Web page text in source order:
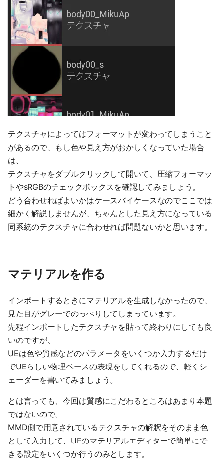
テクスチャによってはフォーマットが変わってしまうこと
があるので、もし色や見え方がおかしくなっていた場合
は、
テクスチャをダブルクリックして開いて、圧縮フォーマッ
トやsRGBのチェックボックスを確認してみましょう。
どう合わせればよいかはケースバイケースなのでここでは
細かく解説しませんが、ちゃんとした見え方になっている
同系統のテクスチャに合わせれば問題ないかと思います。
マテリアルを作る
インポートするときにマテリアルを生成しなかったので、
見た目がグレーでのっぺりしてしまっています。
先程インポートしたテクスチャを貼って終わりにしても良
いのですが、
UEは色や質感などのパラメータをいくつか入力するだけ
でUEらしい物理ベースの表現をしてくれるので、軽くシ
ェーダーを書いてみましょう。
とは言っても、今回は質感にこだわるところはあまり本題
ではないので、
MMD側で用意されているテクスチャの解釈をそのまま色
として入力して、UEのマテリアルエディターで簡単にで
きる設定をいくつか行うのみとします。